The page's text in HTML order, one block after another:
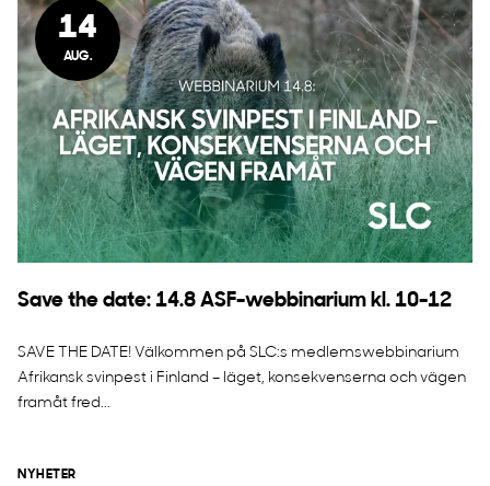
14
AUG.
Save the date: 14.8 ASF-webbinarium kl. 10-12
SAVE THE DATE! Välkommen på SLC:s medlemswebbinarium
Afrikansk svinpest i Finland – läget, konsekvenserna och vägen
framåt fred...
NYHETER